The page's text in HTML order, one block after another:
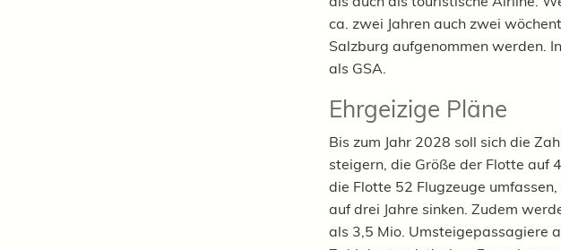
ca. zwei Jahren auch zwei
Salzburg aufgenommen werden.
als GSA.
Ehrgeizige Pläne
Bis zum Jahr 2028 soll sich die
steigern, die Größe der Flotte auf
die Flotte 52 Flugzeuge
auf drei Jahre sinken. Zudem
als 3,5 Mio. Umsteigepassagiere